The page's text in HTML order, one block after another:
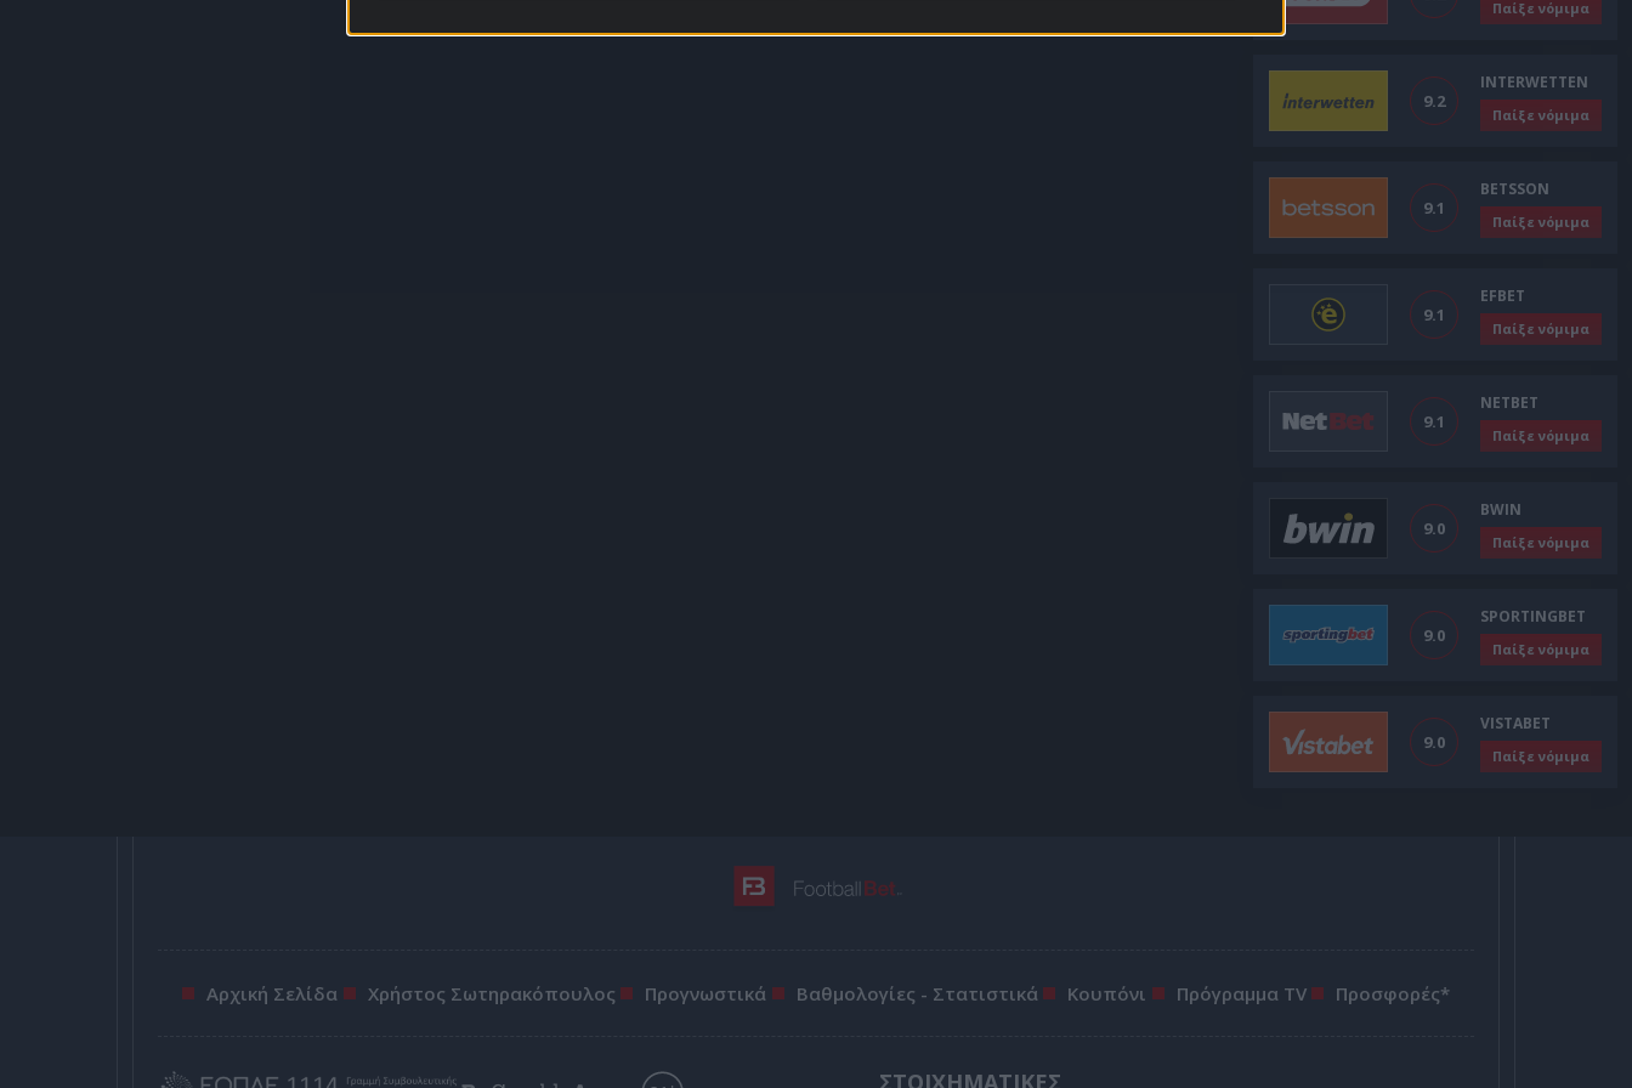
Παίξε νόμιμα
9.2
INTERWETTEN
Παίξε νόμιμα
9.1
BETSSON
Παίξε νόμιμα
9.1
EFBET
Παίξε νόμιμα
9.1
NETBET
Παίξε νόμιμα
9.0
BWIN
Παίξε νόμιμα
9.0
SPORTINGBET
Παίξε νόμιμα
9.0
VISTABET
Παίξε νόμιμα
Αρχική Σελίδα Χρήστος Σωτηρακόπουλος Προγνωστικά Βαθμολογίες - Στατιστικά Κουπόνι Πρόγραμμα TV Προσφορές*
ΣΤΟΙΧΗΜΑΤΙΚΕΣ